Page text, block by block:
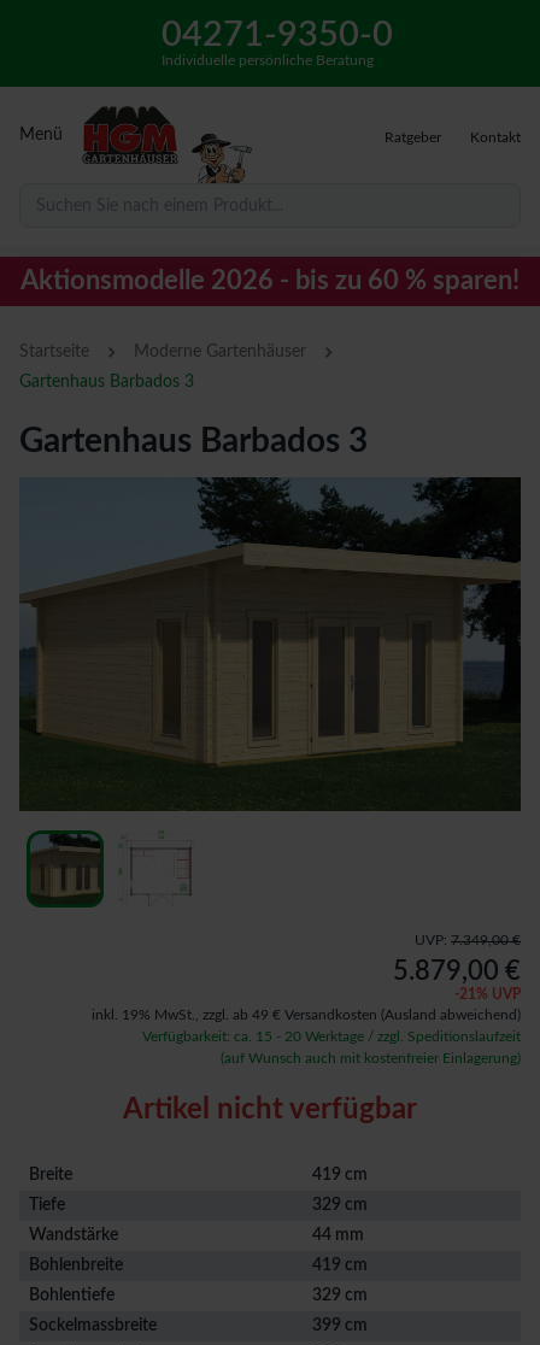
04271-9350-0
Individuelle persönliche Beratung
Menü Ratgeber Kontakt
Suchen Sie nach einem Produkt...
Aktionsmodelle 2026 - bis zu 60 % sparen!
Startseite › Moderne Gartenhäuser ›
Gartenhaus Barbados 3
Gartenhaus Barbados 3
UVP: 7.349,00 €
5.879,00 €
-21 % UVP
inkl. 19% MwSt., zzgl. ab 49 € Versandkosten (Ausland abweichend)
Verfügbarkeit: ca. 15 - 20 Werktage / zzgl. Speditionslaufzeit
(auf Wunsch auch mit kostenfreier Einlagerung)
Artikel nicht verfügbar
Breite
419 cm
Tiefe
329 cm
Wandstärke
44 mm
Bohlenbreite
419 cm
Bohlentiefe
329 cm
Sockelmassbreite
399 cm